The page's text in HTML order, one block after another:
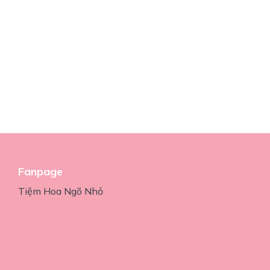
Fanpage
Tiệm Hoa Ngõ Nhỏ